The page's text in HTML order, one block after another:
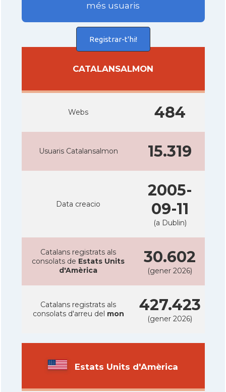
més usuaris
Registrar-t'hi!
CATALANSALMON
Webs 484
Usuaris Catalansalmon 15.319
Data creacio
2005-
09-11
(a Dublin)
Catalans registrats als
consolats de Estats Units
d'Amèrica
30.602
(gener 2026)
Catalans registrats als
consolats d'arreu del mon 427.423
(gener 2026)
Estats Units d'Amèrica